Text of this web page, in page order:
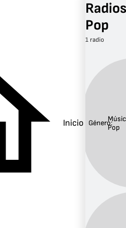
Inicio
Pop
1 radio
Género:Pop